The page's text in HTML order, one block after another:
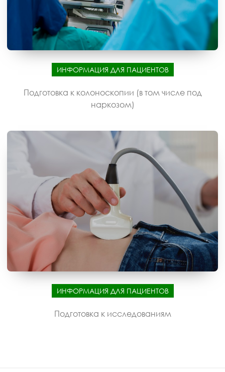
ИНФОРМАЦИЯ ДЛЯ ПАЦИЕНТОВ
Подготовка к колоноскопии (в том числе под
наркозом)
ИНФОРМАЦИЯ ДЛЯ ПАЦИЕНТОВ
Подготовка к исследованиям